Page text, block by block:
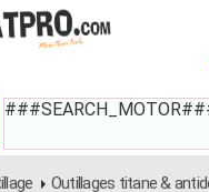
Outillages titane &